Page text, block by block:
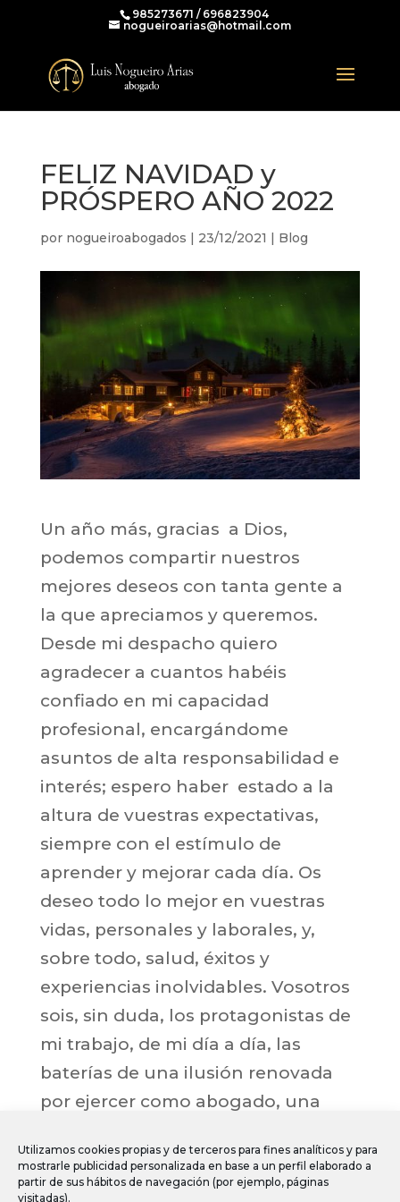
Utilizamos cookies propias y de terceros para fines analíticos y para
mostrarle publicidad personalizada en base a un perfil elaborado a
partir de sus hábitos de navegación (por ejemplo, páginas
visitadas).
985273671 / 696823904
nogueiroarias@hotmail.com
FELIZ NAVIDAD y
PRÓSPERO AÑO 2022
por nogueiroabogados | 23/12/2021 | Blog
Un año más, gracias a Dios,
podemos compartir nuestros
mejores deseos con tanta gente a
la que apreciamos y queremos.
Desde mi despacho quiero
agradecer a cuantos habéis
confiado en mi capacidad
profesional, encargándome
asuntos de alta responsabilidad e
interés; espero haber estado a la
altura de vuestras expectativas,
siempre con el estímulo de
aprender y mejorar cada día. Os
deseo todo lo mejor en vuestras
vidas, personales y laborales, y,
sobre todo, salud, éxitos y
experiencias inolvidables. Vosotros
sois, sin duda, los protagonistas de
mi trabajo, de mi día a día, las
baterías de una ilusión renovada
por ejercer como abogado, una
Un fuerte abrazo.